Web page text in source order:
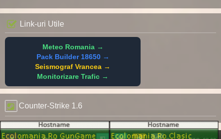
Link-uri Utile
Meteo Romania →
Pack Builder 18650 →
Seismograf Vrancea →
Monitorizare Trafic →
Counter-Strike 1.6